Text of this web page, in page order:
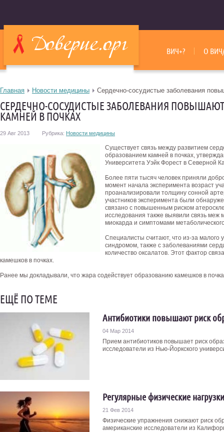
ВИЧ+? О
Главная Новости медицины Сердечно-сосудистые заболевания
СЕРДЕЧНО-СОСУДИСТЫЕ ЗАБОЛЕВАНИЯ
КАМНЕЙ В ПОЧКАХ
29 Авг 2013 Рубрика: Новости медицины
Существует связь между развитием
образованием камней в почках,
Университета Уэйк Форест в Северной
Более пяти тысяч человек приняли
момент начала эксперимента возраст
проанализировали толщину сонной
участников эксперимента были
связано с повышенным риском
исследования также выявили связь
миокарда и симптомами
Специалисты считают, что из-за
синдромом, также с заболеваниями
количество оксалатов. Этот фактор
камешков в почках.
Ранее мы докладывали, что жара содействует образованию камешков в
ЕЩЁ ПО ТЕМЕ
Антибиотики повышают риск
04 Мар 2014
Прием антибиотиков повышает риск
исследователи из Нью-Йоркского
Регулярные физические
21 Фев 2014
Физические упражнения снижают риск
американские исследователи из